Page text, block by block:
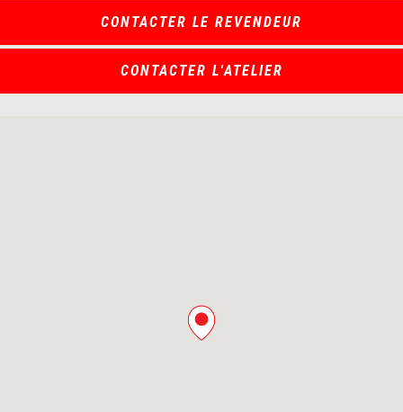
CONTACTER LE REVENDEUR
CONTACTER L'ATELIER